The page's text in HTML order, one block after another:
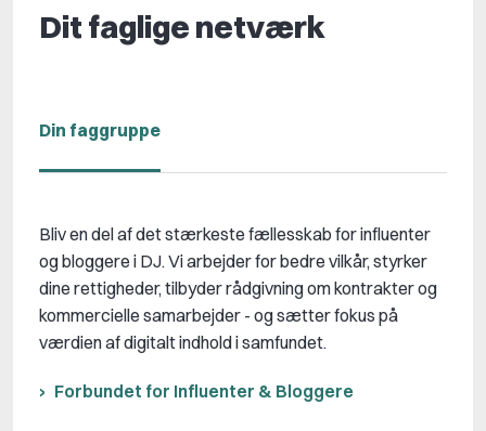
Dit faglige netværk
Din faggruppe
Bliv en del af det stærkeste fællesskab for influenter
og bloggere i DJ. Vi arbejder for bedre vilkår, styrker
dine rettigheder, tilbyder rådgivning om kontrakter og
kommercielle samarbejder - og sætter fokus på
værdien af digitalt indhold i samfundet.
Forbundet for Influenter & Bloggere